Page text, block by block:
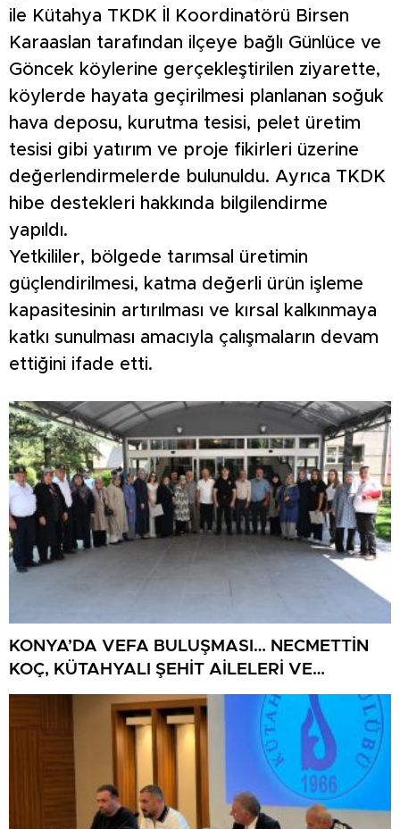
ile Kütahya TKDK İl Koordinatörü Birsen
Karaaslan tarafından ilçeye bağlı Günlüce ve
Göncek köylerine gerçekleştirilen ziyarette,
köylerde hayata geçirilmesi planlanan soğuk
hava deposu, kurutma tesisi, pelet üretim
tesisi gibi yatırım ve proje fikirleri üzerine
değerlendirmelerde bulunuldu. Ayrıca TKDK
hibe destekleri hakkında bilgilendirme
yapıldı.
Yetkililer, bölgede tarımsal üretimin
güçlendirilmesi, katma değerli ürün işleme
kapasitesinin artırılması ve kırsal kalkınmaya
katkı sunulması amacıyla çalışmaların devam
ettiğini ifade etti.
KONYA’DA VEFA BULUŞMASI… NECMETTİN
KOÇ, KÜTAHYALI ŞEHİT AİLELERİ VE
GAZİLERİ AĞIRLADI